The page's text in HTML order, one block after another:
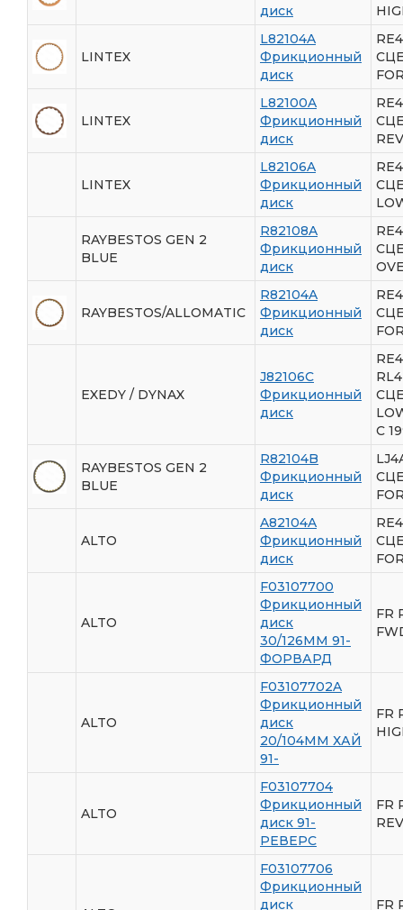
диск
LINTEX
L82104A
Фрикционный
диск
LINTEX
L82100A
Фрикционный
диск
LINTEX
L82106A
Фрикционный
диск
RAYBESTOS GEN 2
BLUE
R82108A
Фрикционный
диск
RAYBESTOS/ALLOMATIC
R82104A
Фрикционный
диск
EXEDY / DYNAX
J82106C
Фрикционный
диск
C
RAYBESTOS GEN 2
BLUE
R82104B
Фрикционный
диск
ALTO
A82104A
Фрикционный
диск
ALTO
F03107700
Фрикционный
диск
30/126ММ 91-
ФОРВАРД
FR
ALTO
F03107702A
Фрикционный
диск
20/104ММ ХАЙ
91-
FR
ALTO
F03107704
Фрикционный
диск 91-
РЕВЕРС
FR
F03107706
Фрикционный
диск
FR